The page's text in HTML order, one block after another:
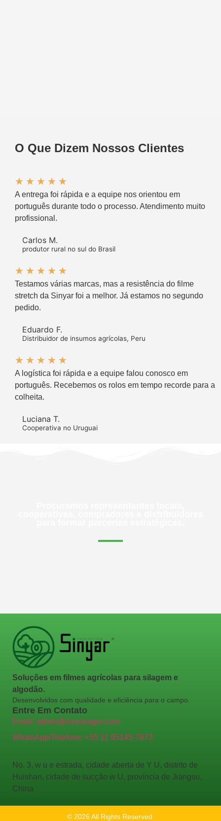
O Que Dizem Nossos Clientes
★ ★ ★ ★ ★
A entrega foi rápida e a equipe nos orientou em
português durante todo o processo. Atendimento muito
profissional.
Carlos M.
produtor rural no sul do Brasil
★ ★ ★ ★ ★
Testamos várias marcas, mas a resistência do filme
stretch da Sinyar foi a melhor. Já estamos no segundo
pedido.
Eduardo F.
Distribuidor de insumos agrícolas, Peru
★ ★ ★ ★ ★
A logística foi rápida e a equipe falou conosco em
português. Recebemos os rolos em tempo recorde para a
colheita.
Luciana T.
Cooperativa no Uruguai
Soluções em filmes agrícolas para silagem e
algodão.
Desenvolvidos com qualidade e eficiência para o campo.
Entre Em Contato
Email: admin@sinyaragro.com
WhatsApp/Telefone: +55 11 95145-7673
No. 3, w u e estrada, cidade aberta de Y U, distrito de
Huishan, cidade de sucção w U, província de Jiangsu,
China
© 2026 All Rights Reserved.